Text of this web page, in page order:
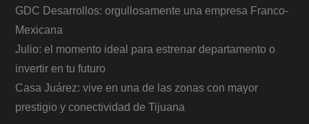
GDC Desarrollos: orgullosamente una empresa Franco-
Mexicana
Julio: el momento ideal para estrenar departamento o
invertir en tu futuro
Casa Juárez: vive en una de las zonas con mayor
prestigio y conectividad de Tijuana